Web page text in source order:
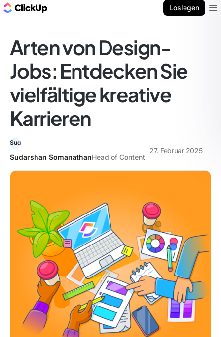
Loslegen
Arten von Design-
Jobs: Entdecken Sie
vielfältige kreative
Karrieren
Sudarshan SomanathanHead of Content
27. Februar 2025